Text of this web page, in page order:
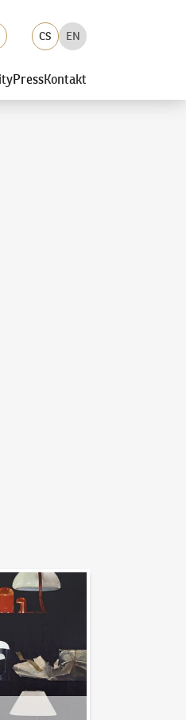
CS EN
PressKontakt